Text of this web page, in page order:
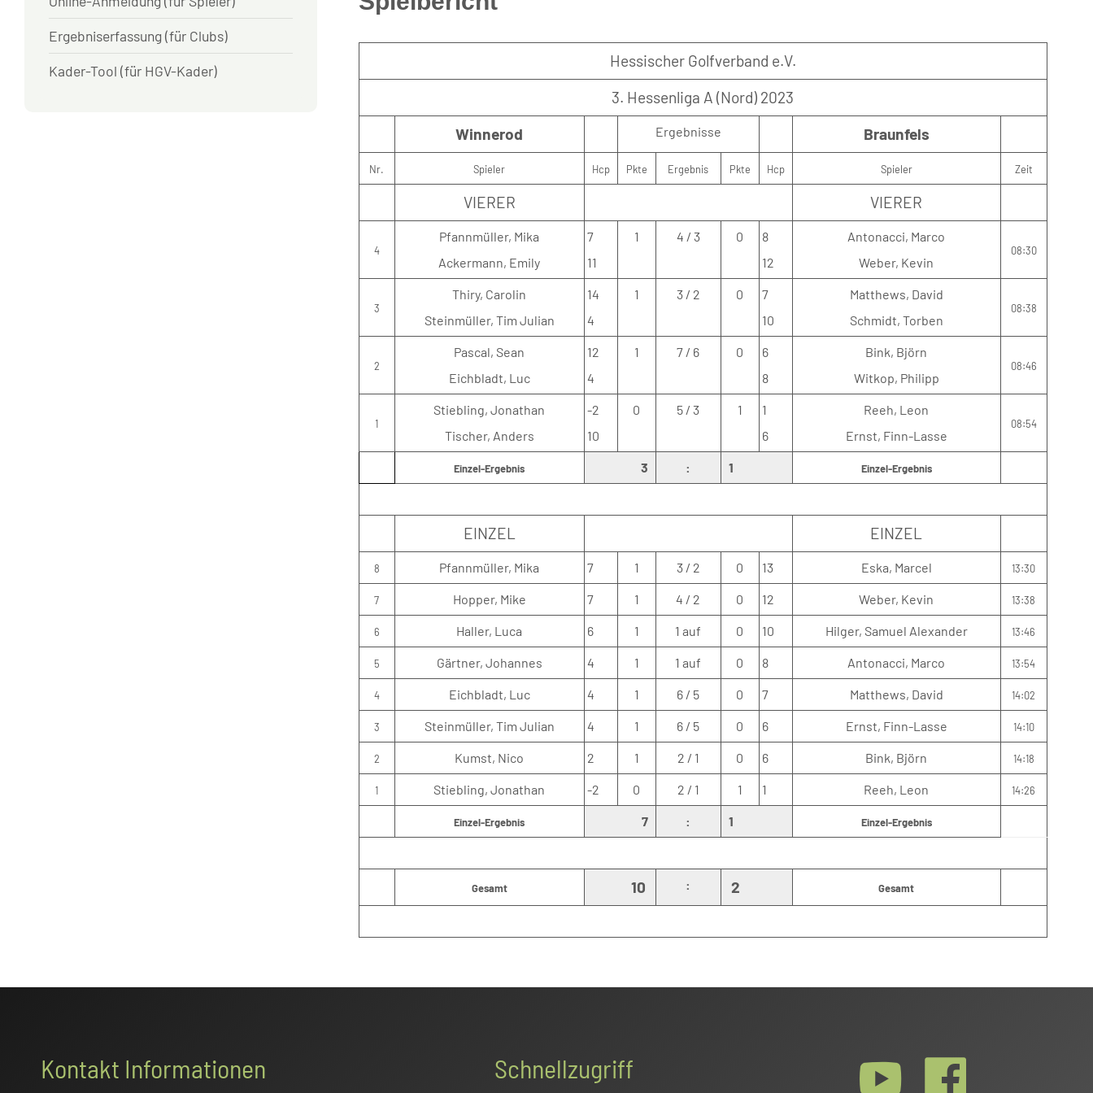
Hessischer Golfverband e.V.
3. Hessenliga A (Nord) 2023
Winnerod
Ergebnisse Braunfels
Nr. Spieler Hcp Pkte Ergebnis Pkte Hcp Spieler Zeit
VIERER VIERER
4
Pfannmüller, Mika
Ackermann, Emily
7
11
1 4 / 3 0
8
12
Antonacci, Marco
Weber, Kevin
08:30
3
Thiry, Carolin
Steinmüller, Tim Julian
14
4
1 3 / 2 0
7
10
Matthews, David
Schmidt, Torben
08:38
2
Pascal, Sean
Eichbladt, Luc
12
4
1 7 / 6 0
6
8
Bink, Björn
Witkop, Philipp
08:46
1
Stiebling, Jonathan
Tischer, Anders
-2
10
0 5 / 3 1
1
6
Reeh, Leon
Ernst, Finn-Lasse
08:54
Einzel-Ergebnis 3 : 1 Einzel-Ergebnis
EINZEL EINZEL
8 Pfannmüller, Mika 7 1 3 / 2 0 13 Eska, Marcel 13:30
7 Hopper, Mike 7 1 4 / 2 0 12 Weber, Kevin 13:38
6 Haller, Luca 6 1 1 auf 0 10 Hilger, Samuel Alexander 13:46
5 Gärtner, Johannes 4 1 1 auf 0 8 Antonacci, Marco 13:54
4 Eichbladt, Luc 4 1 6 / 5 0 7 Matthews, David 14:02
3 Steinmüller, Tim Julian 4 1 6 / 5 0 6 Ernst, Finn-Lasse 14:10
2 Kumst, Nico 2 1 2 / 1 0 6 Bink, Björn 14:18
1 Stiebling, Jonathan -2 0 2 / 1 1 1 Reeh, Leon 14:26
Einzel-Ergebnis 7 : 1 Einzel-Ergebnis
Gesamt 10 : 2 Gesamt
Ergebniserfassung (für Clubs)
Kader-Tool (für HGV-Kader)
Kontakt Informationen Schnellzugriff